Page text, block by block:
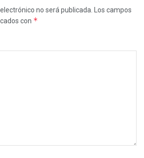
no será publicada.
Los campos
con *